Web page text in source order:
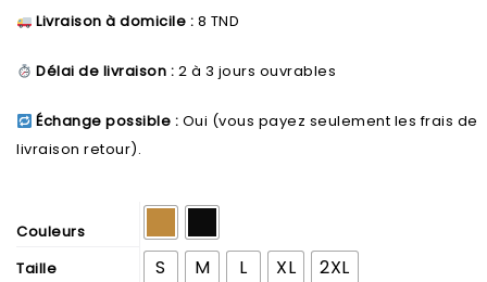
Livraison à domicile : 8 TND
Délai de livraison : 2 à 3 jours ouvrables
Échange possible : Oui (vous payez seulement les frais de
livraison retour).
Couleurs
Taille
S M L XL 2XL